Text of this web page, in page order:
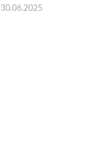
30.06.2025